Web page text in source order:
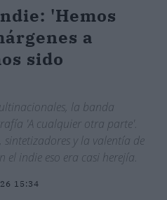
'Hemos
a
sido
la banda
'A cualquier otra parte'.
y la valentía de
el indie eso era casi herejía.
15:34